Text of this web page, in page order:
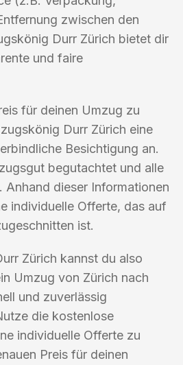
zwischen den
Durr Zürich bietet dir
und faire
für deinen Umzug zu
Durr Zürich eine
Besichtigung an.
begutachtet und alle
Anhand dieser Informationen
individuelle Offerte, das auf
ist.
Zürich kannst du also
Umzug von Zürich nach
und zuverlässig
die kostenlose
individuelle Offerte zu
Preis für deinen